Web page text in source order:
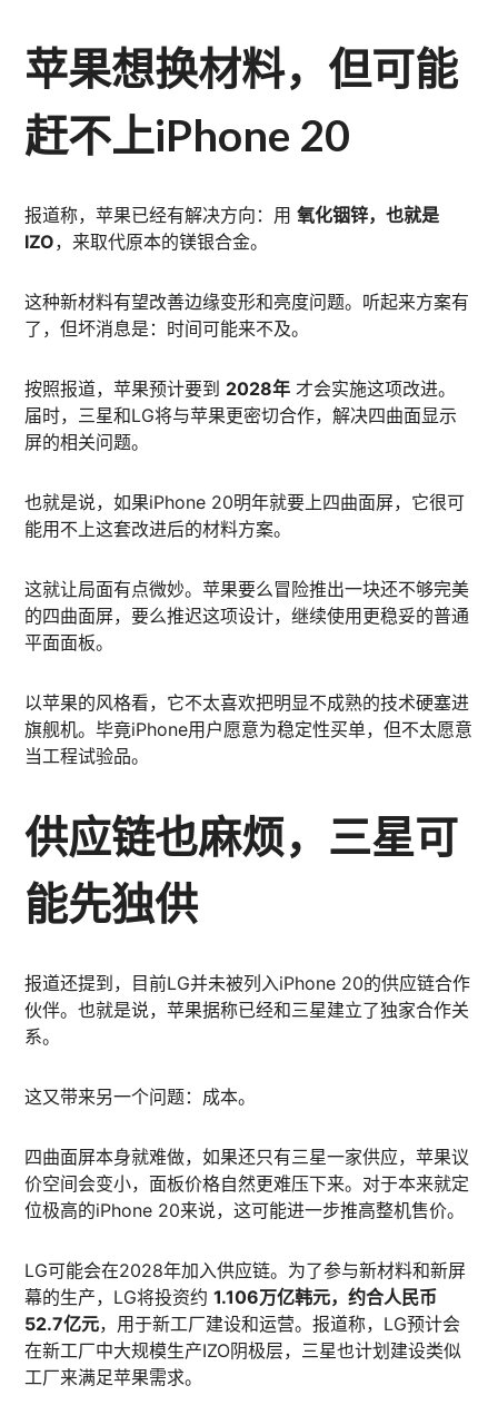
苹果想换材料，但可能
赶不上iPhone 20
报道称，苹果已经有解决方向：用氧化铟锌，也就是
IZO，来取代原本的镁银合金。
这种新材料有望改善边缘变形和亮度问题。听起来方案有
了，但坏消息是：时间可能来不及。
按照报道，苹果预计要到 2028年 才会实施这项改进。
届时，三星和LG将与苹果更密切合作，解决四曲面显示
屏的相关问题。
也就是说，如果iPhone 20明年就要上四曲面屏，它很可
能用不上这套改进后的材料方案。
这就让局面有点微妙。苹果要么冒险推出一块还不够完美
的四曲面屏，要么推迟这项设计，继续使用更稳妥的普通
平面面板。
以苹果的风格看，它不太喜欢把明显不成熟的技术硬塞进
旗舰机。毕竟iPhone用户愿意为稳定性买单，但不太愿意
当工程试验品。
供应链也麻烦，三星可
能先独供
报道还提到，目前LG并未被列入iPhone 20的供应链合作
伙伴。也就是说，苹果据称已经和三星建立了独家合作关
系。
这又带来另一个问题：成本。
四曲面屏本身就难做，如果还只有三星一家供应，苹果议
价空间会变小，面板价格自然更难压下来。对于本来就定
位极高的iPhone 20来说，这可能进一步推高整机售价。
LG可能会在2028年加入供应链。为了参与新材料和新屏
幕的生产，LG将投资约1.106万亿韩元，约合人民币
52.7亿元，用于新工厂建设和运营。报道称，LG预计会
在新工厂中大规模生产IZO阴极层，三星也计划建设类似
工厂来满足苹果需求。